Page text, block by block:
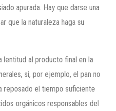
apurada. Hay que darse una
que la naturaleza haga su
lentitud al producto final en la
si, por ejemplo, el pan no
reposado el tiempo suficiente
orgánicos responsables del